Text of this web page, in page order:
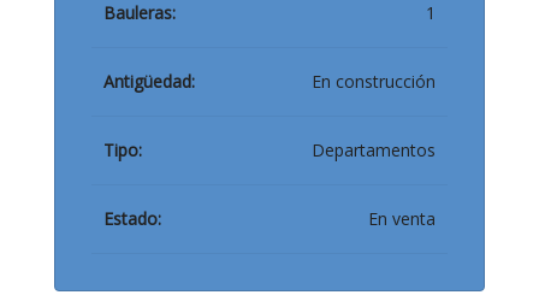
Bauleras: 1
Antigüedad: En construcción
Tipo: Departamentos
Estado: En venta